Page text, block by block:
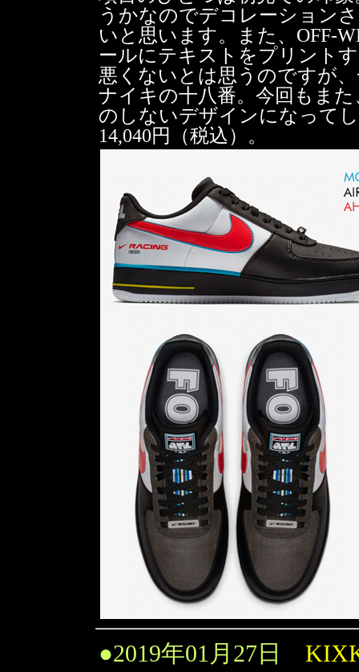
うかなのでデコレーション
いと思います。また、OFF-
ールにテキストをプリント
悪くないとは思うのですが
ナイキの十八番。今回もま
のしないデザインになって
14,040円（税込）。
●2019年01月27日